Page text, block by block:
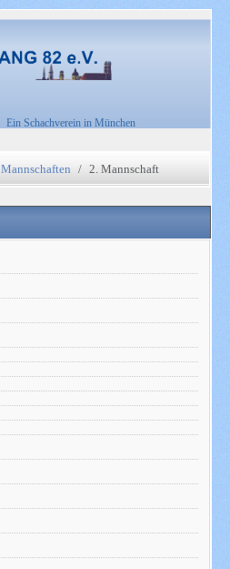
Ein Schachverein in München
Mannschaften 2. Mannschaft